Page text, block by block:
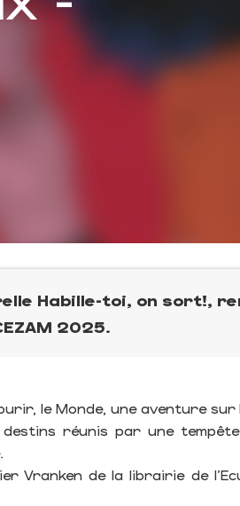
Habille-toi, on sort!,
2025.
le Monde, une aventure sur
réunis par une tempête
Vranken de la librairie de